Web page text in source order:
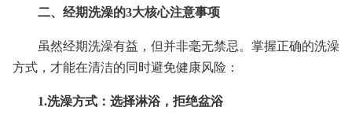
二、经期洗澡的3大核心注意事项
虽然经期洗澡有益，但并非毫无禁忌。掌握正确的洗澡
方式，才能在清洁的同时避免健康风险：
1.洗澡方式：选择淋浴，拒绝盆浴